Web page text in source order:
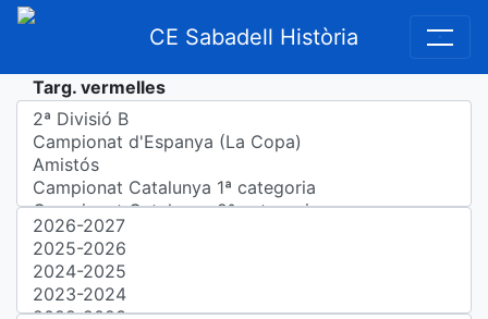
CE Sabadell Història
Targ. vermelles